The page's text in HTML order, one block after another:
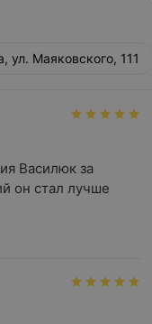
ул. Маяковского, 111
Василюк за
он стал лучше